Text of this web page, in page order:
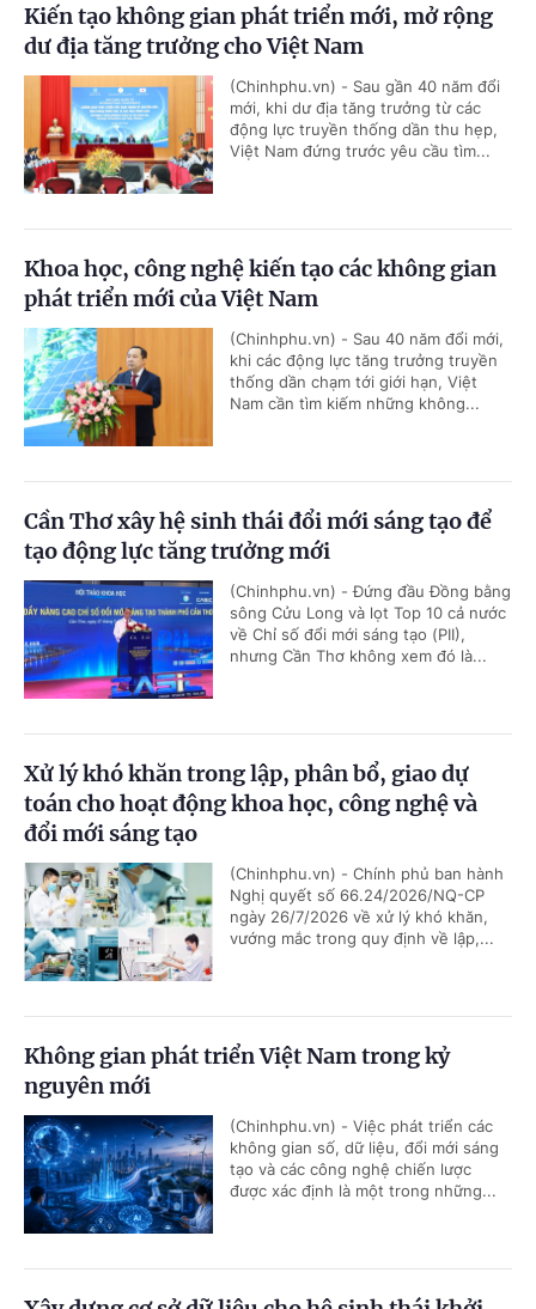
Kiến tạo không gian phát triển mới, mở rộng
dư địa tăng trưởng cho Việt Nam
(Chinhphu.vn) - Sau gần 40 năm đổi
mới, khi dư địa tăng trưởng từ các
động lực truyền thống dần thu hẹp,
Việt Nam đứng trước yêu cầu tìm...
Khoa học, công nghệ kiến tạo các không gian
phát triển mới của Việt Nam
(Chinhphu.vn) - Sau 40 năm đổi mới,
khi các động lực tăng trưởng truyền
thống dần chạm tới giới hạn, Việt
Nam cần tìm kiếm những không...
Cần Thơ xây hệ sinh thái đổi mới sáng tạo để
tạo động lực tăng trưởng mới
(Chinhphu.vn) - Đứng đầu Đồng bằng
sông Cửu Long và lọt Top 10 cả nước
về Chỉ số đổi mới sáng tạo (PII),
nhưng Cần Thơ không xem đó là...
Xử lý khó khăn trong lập, phân bổ, giao dự
toán cho hoạt động khoa học, công nghệ và
đổi mới sáng tạo
(Chinhphu.vn) - Chính phủ ban hành
Nghị quyết số 66.24/2026/NQ-CP
ngày 26/7/2026 về xử lý khó khăn,
vướng mắc trong quy định về lập,...
Không gian phát triển Việt Nam trong kỷ
nguyên mới
(Chinhphu.vn) - Việc phát triển các
không gian số, dữ liệu, đổi mới sáng
tạo và các công nghệ chiến lược
được xác định là một trong những...